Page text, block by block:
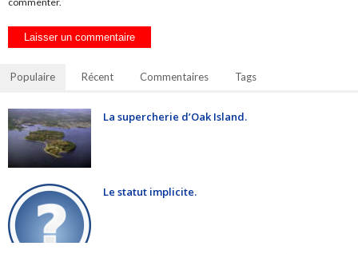
Populaire Récent Commentaires Tags
La supercherie d’Oak Island.
Le statut implicite.